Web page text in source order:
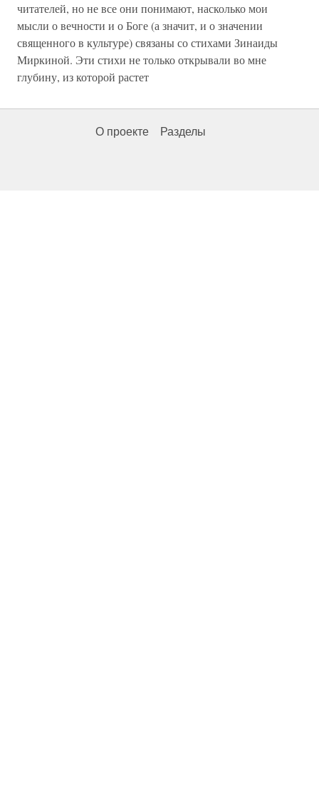
читателей, но не все они понимают, насколько мои
мысли о вечности и о Боге (а значит, и о значении
священного в культуре) связаны со стихами Зинаиды
Миркиной. Эти стихи не только открывали во мне
глубину, из которой растет
О проекте Разделы